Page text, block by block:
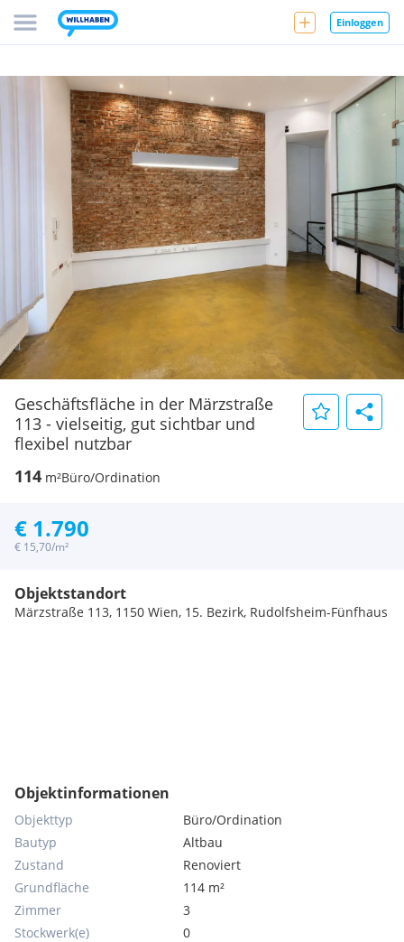
Einloggen
Geschäftsfläche in der Märzstraße
113 - vielseitig, gut sichtbar und
flexibel nutzbar
114 m²Büro/Ordination
€ 1.790
€ 15,70/m²
Objektstandort
Märzstraße 113, 1150 Wien, 15. Bezirk, Rudolfsheim-Fünfhaus
Objektinformationen
Objekttyp
Büro/Ordination
Bautyp
Altbau
Zustand
Renoviert
Grundfläche
114 m²
Zimmer
3
Stockwerk(e)
0